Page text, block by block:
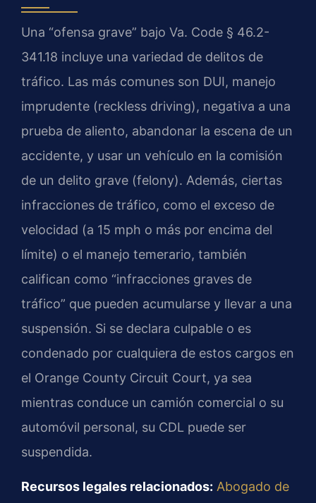
Una “ofensa grave” bajo Va. Code § 46.2-
341.18 incluye una variedad de delitos de
tráfico. Las más comunes son DUI, manejo
imprudente (reckless driving), negativa a una
prueba de aliento, abandonar la escena de un
accidente, y usar un vehículo en la comisión
de un delito grave (felony). Además, ciertas
infracciones de tráfico, como el exceso de
velocidad (a 15 mph o más por encima del
límite) o el manejo temerario, también
califican como “infracciones graves de
tráfico” que pueden acumularse y llevar a una
suspensión. Si se declara culpable o es
condenado por cualquiera de estos cargos en
el Orange County Circuit Court, ya sea
mientras conduce un camión comercial o su
automóvil personal, su CDL puede ser
suspendida.
Recursos legales relacionados: Abogado de